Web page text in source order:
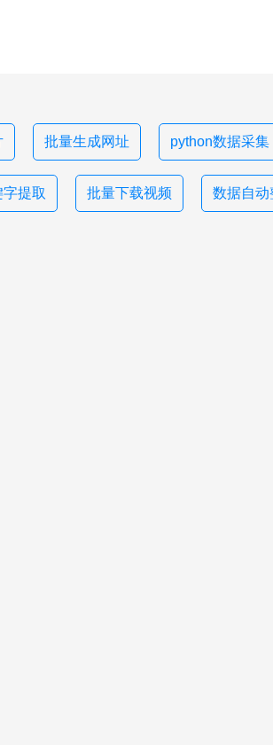
批量生成网址 python数据采集
提取 批量下载视频 数据自动